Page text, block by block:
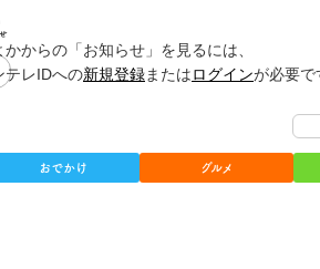
かからの「お知らせ」を見るには、
テレIDへの新規登録またはログインが必要
おでかけ グルメ